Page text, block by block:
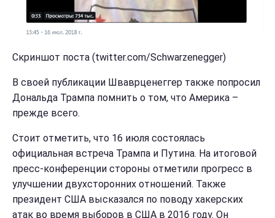
Скриншот поста (twitter.com/Schwarzenegger)
В своей публикации Шваврценеггер также попросил
Дональда Трампа помнить о том, что Америка –
прежде всего.
Стоит отметить, что 16 июля состоялась
официальная встреча Трампа и Путина. На итоговой
пресс-конференции стороны отметили прогресс в
улучшении двухсторонних отношений. Также
президент США высказался по поводу хакерских
атак во время выборов в США в 2016 году. Он